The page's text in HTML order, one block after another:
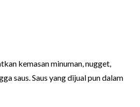
kemasan minuman, nugget,
saus. Saus yang dijual pun dalam